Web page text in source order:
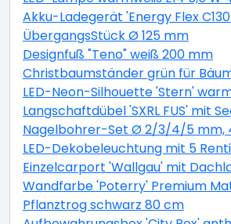
Akku-Ladegerät 'Energy Flex C130
ÜbergangsStück Ø 125 mm
Designfuß "Teno" weiß 200 mm
Christbaumständer grün für
LED-Neon-Silhouette 'Stern'
Langschaftdübel 'SXRL FUS' mit
Nagelbohrer-Set Ø 2/3/4/5 mm,
LED-Dekobeleuchtung mit 5
Einzelcarport 'Wallgau' mit
Wandfarbe 'Poterry' Premium
Pflanztrog schwarz 80 cm